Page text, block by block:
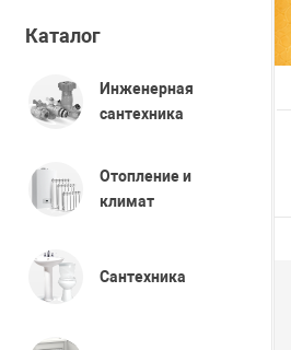
Каталог
Инженерная
сантехника
Отопление и
климат
Сантехника